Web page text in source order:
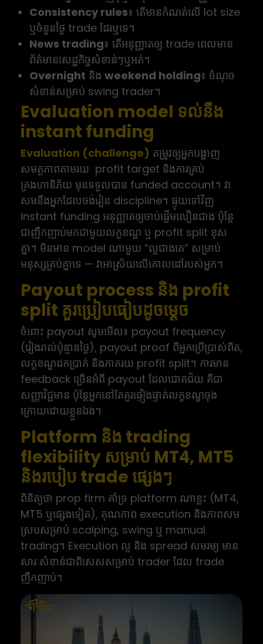
Consistency rules៖ តើមានកំណត់លើ lot size
ឬចំនួនថ្ងៃ trade ដែរឬទេ។
News trading៖ តើអនុញ្ញាតឲ្យ trade ពេលមាន
ព័ត៌មានសេដ្ឋកិច្ចសំខាន់ៗឬអត់។
Overnight និង weekend holding៖ ចំណុច
សំខាន់សម្រាប់ swing trader។
Evaluation model ទល់នឹង
instant funding
Evaluation (challenge) តម្រូវឲ្យអ្នកបង្ហាញ
សមត្ថភាពតាមរយៈ profit target និងការគ្រប់
គ្រងហានិភ័យ មុនទទួលបាន funded account។ វា
សមនឹងអ្នកដែលចង់រៀន discipline។ ផ្ទុយទៅវិញ
instant funding អនុញ្ញាតឲ្យចាប់ផ្តើមលឿនជាង ប៉ុន្តែ
ជាញឹកញាប់មកជាមួយលក្ខខណ្ឌ ឬ profit split ខុស
គ្នា។ មិនមាន model ណាមួយ “ល្អជាងគេ” សម្រាប់
មនុស្សគ្រប់គ្នាទេ — វាអាស្រ័យលើគោលដៅរបស់អ្នក។
Payout process និង profit
split គួរប្រៀបធៀបដូចម្តេច
ចំពោះ payout សូមមើល៖ payout frequency
(រៀងរាល់ប៉ុន្មានថ្ងៃ), payout proof ពីអ្នកប្រើប្រាស់ពិត,
លក្ខខណ្ឌដកប្រាក់ និងភាគរយ profit split។ ការមាន
feedback ច្រើនអំពី payout ដែលជោគជ័យ គឺជា
សញ្ញាវិជ្ជមាន ប៉ុន្តែអ្នកនៅតែគួរផ្ទៀងផ្ទាត់លក្ខខណ្ឌចុង
ក្រោយដោយខ្លួនឯង។
Platform និង trading
flexibility សម្រាប់ MT4, MT5
និងរបៀប trade ផ្សេងៗ
ពិនិត្យថា prop firm គាំទ្រ platform ណាខ្លះ (MT4,
MT5 ឬផ្សេងទៀត), គុណភាព execution និងភាពសម
ស្របសម្រាប់ scalping, swing ឬ manual
trading។ Execution ល្អ និង spread សមរម្យ មាន
សារៈសំខាន់ជាពិសេសសម្រាប់ trader ដែល trade
ញឹកញាប់។